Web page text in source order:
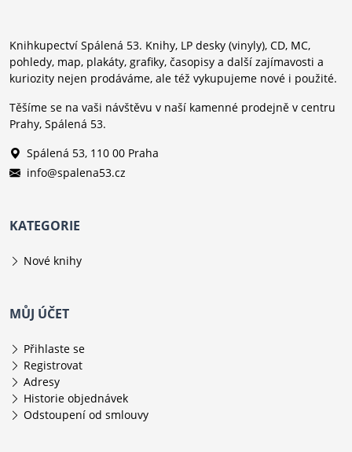
Knihkupectví Spálená 53. Knihy, LP desky (vinyly), CD, MC,
pohledy, map, plakáty, grafiky, časopisy a další zajímavosti a
kuriozity nejen prodáváme, ale též vykupujeme nové i použité.
Těšíme se na vaši návštěvu v naší kamenné prodejně v centru
Prahy, Spálená 53.
Spálená 53, 110 00 Praha
info@spalena53.cz
KATEGORIE
Nové knihy
MŮJ ÚČET
Přihlaste se
Registrovat
Adresy
Historie objednávek
Odstoupení od smlouvy